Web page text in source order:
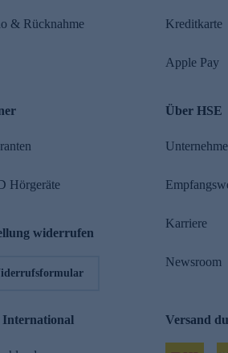
& Rücknahme Kreditkarte
Apple Pay
Hörgeräte
widerrufen
Über HSE
Karriere
Newsroom
International Versand